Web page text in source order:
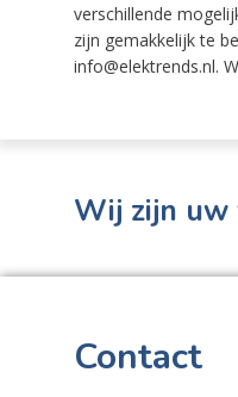
verschillende
zijn gemakkelijk te
info@elektrends.nl.
Wij zijn uw
Contact